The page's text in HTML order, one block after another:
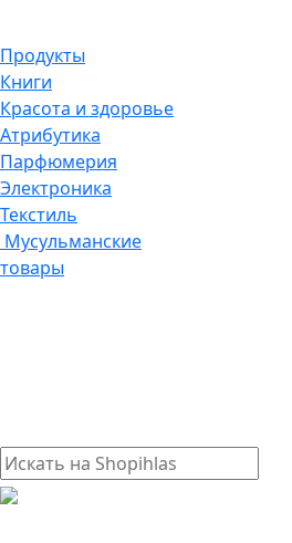
Продукты
Книги
Красота и здоровье
Атрибутика
Парфюмерия
Электроника
Текстиль
Мусульманские
товары